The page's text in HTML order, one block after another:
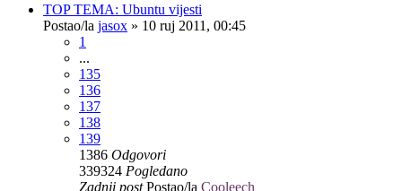
TOP TEMA: Ubuntu vijesti
Postao/la jasox » 10 ruj 2011, 00:45
1
...
135
136
137
138
139
1386 Odgovori
339324 Pogledano
Zadnji postPostao/la Cooleech